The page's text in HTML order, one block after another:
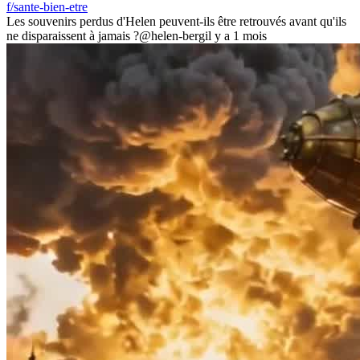
f/sante-bien-etre
Les souvenirs perdus d'Helen peuvent-ils être retrouvés avant qu'ils
ne disparaissent à jamais ?@helen-bergil y a 1 mois